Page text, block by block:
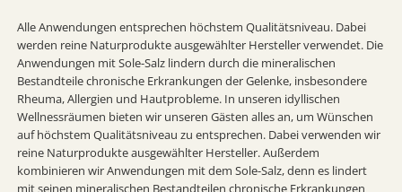
Alle Anwendungen entsprechen höchstem Qualitätsniveau. Dabei
werden reine Naturprodukte ausgewählter Hersteller verwendet. Die
Anwendungen mit Sole-Salz lindern durch die mineralischen
Bestandteile chronische Erkrankungen der Gelenke, insbesondere
Rheuma, Allergien und Hautprobleme. In unseren idyllischen
Wellnessräumen bieten wir unseren Gästen alles an, um Wünschen
auf höchstem Qualitätsniveau zu entsprechen. Dabei verwenden wir
reine Naturprodukte ausgewählter Hersteller. Außerdem
kombinieren wir Anwendungen mit dem Sole-Salz, denn es lindert
mit seinen mineralischen Bestandteilen chronische Erkrankungen